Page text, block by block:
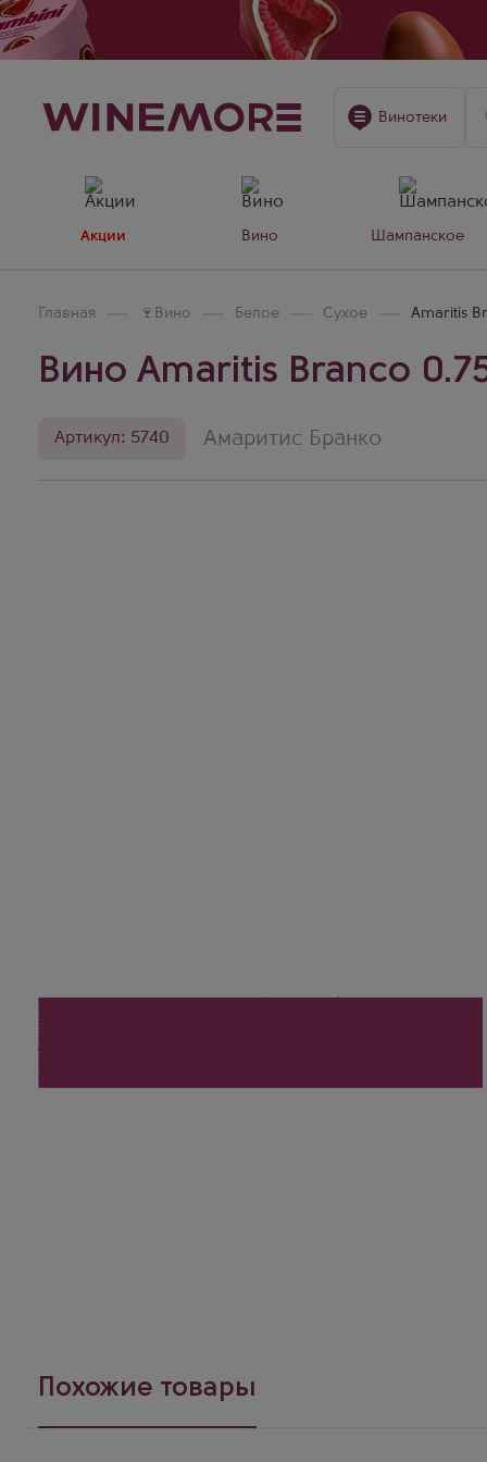
Винотеки
Акции Вино Шампанское
Главная 🍷 Вино Белое Сухое Amaritis
Вино Amaritis Branco
Артикул: 5740 Амаритис Бранко
Похожие товары